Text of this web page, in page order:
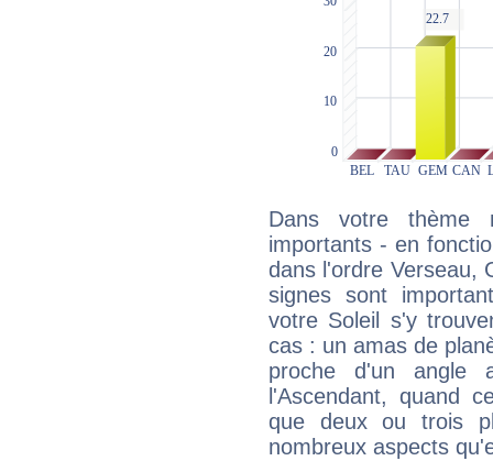
Dans votre thème
importants - en
dans l'ordre Verseau,
signes sont
votre Soleil s'y
cas : un amas de
proche d'un
l'Ascendant, quand
que deux ou trois
nombreux aspects